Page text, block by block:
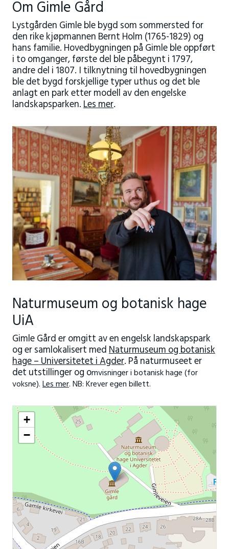
Om Gimle Gård
Lystgården Gimle ble bygd som sommersted for
den rike kjøpmannen Bernt Holm (1765-1829) og
hans familie. Hovedbygningen på Gimle ble oppført
i to omganger, første del ble påbegynt i 1797,
andre del i 1807. I tilknytning til hovedbygningen
ble det bygd forskjellige typer uthus og det ble
anlagt en park etter modell av den engelske
landskapsparken.Les mer.
Naturmuseum og botanisk hage
UiA
Gimle Gård er omgitt av en engelsk landskapspark
og er samlokalisert medNaturmuseum og botanisk
hage – Universitetet i Agder. På naturmuseet er
det utstillinger og omvisninger i botanisk hage (for
voksne).Les mer. NB: Krever egen billett.
+
−